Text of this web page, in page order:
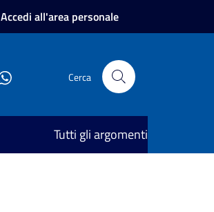
Accedi all'area personale
Cerca
Tutti gli argomenti